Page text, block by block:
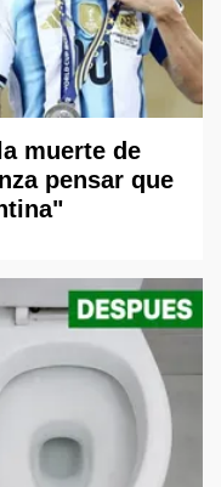
muerte de
pensar que